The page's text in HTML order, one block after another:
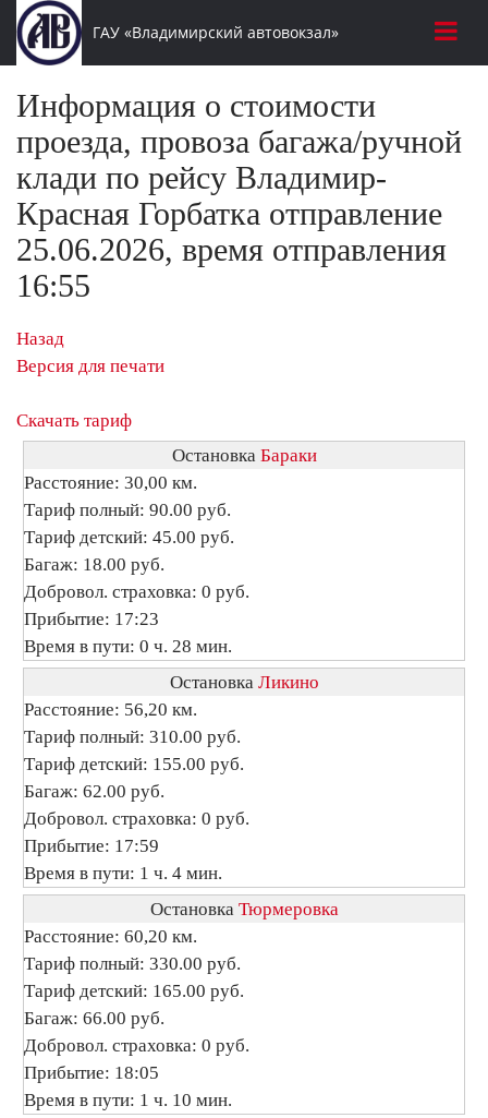
ГАУ «Владимирский автовокзал»
Информация о стоимости
проезда, провоза багажа/ручной
клади по рейсу Владимир-
Красная Горбатка отправление
25.06.2026, время отправления
16:55
Назад
Версия для печати
Скачать тариф
Остановка Бараки
Расстояние: 30,00 км.
Тариф полный: 90.00 руб.
Тариф детский: 45.00 руб.
Багаж: 18.00 руб.
Добровол. страховка: 0 руб.
Прибытие: 17:23
Время в пути: 0 ч. 28 мин.
Остановка Ликино
Расстояние: 56,20 км.
Тариф полный: 310.00 руб.
Тариф детский: 155.00 руб.
Багаж: 62.00 руб.
Добровол. страховка: 0 руб.
Прибытие: 17:59
Время в пути: 1 ч. 4 мин.
Остановка Тюрмеровка
Расстояние: 60,20 км.
Тариф полный: 330.00 руб.
Тариф детский: 165.00 руб.
Багаж: 66.00 руб.
Добровол. страховка: 0 руб.
Прибытие: 18:05
Время в пути: 1 ч. 10 мин.